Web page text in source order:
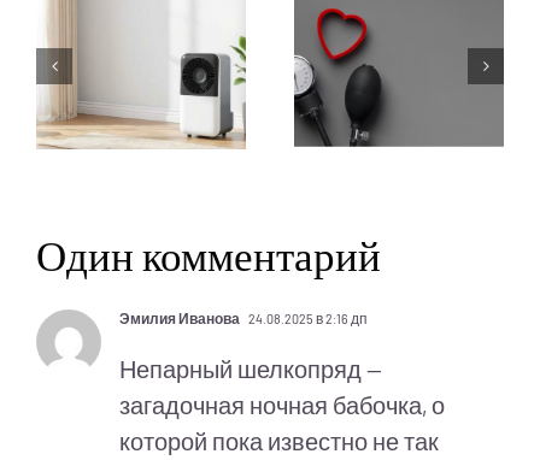
Один комментарий
Эмилия Иванова 24.08.2025 в 2:16 дп
Непарный шелкопряд —
загадочная ночная бабочка, о
которой пока известно не так